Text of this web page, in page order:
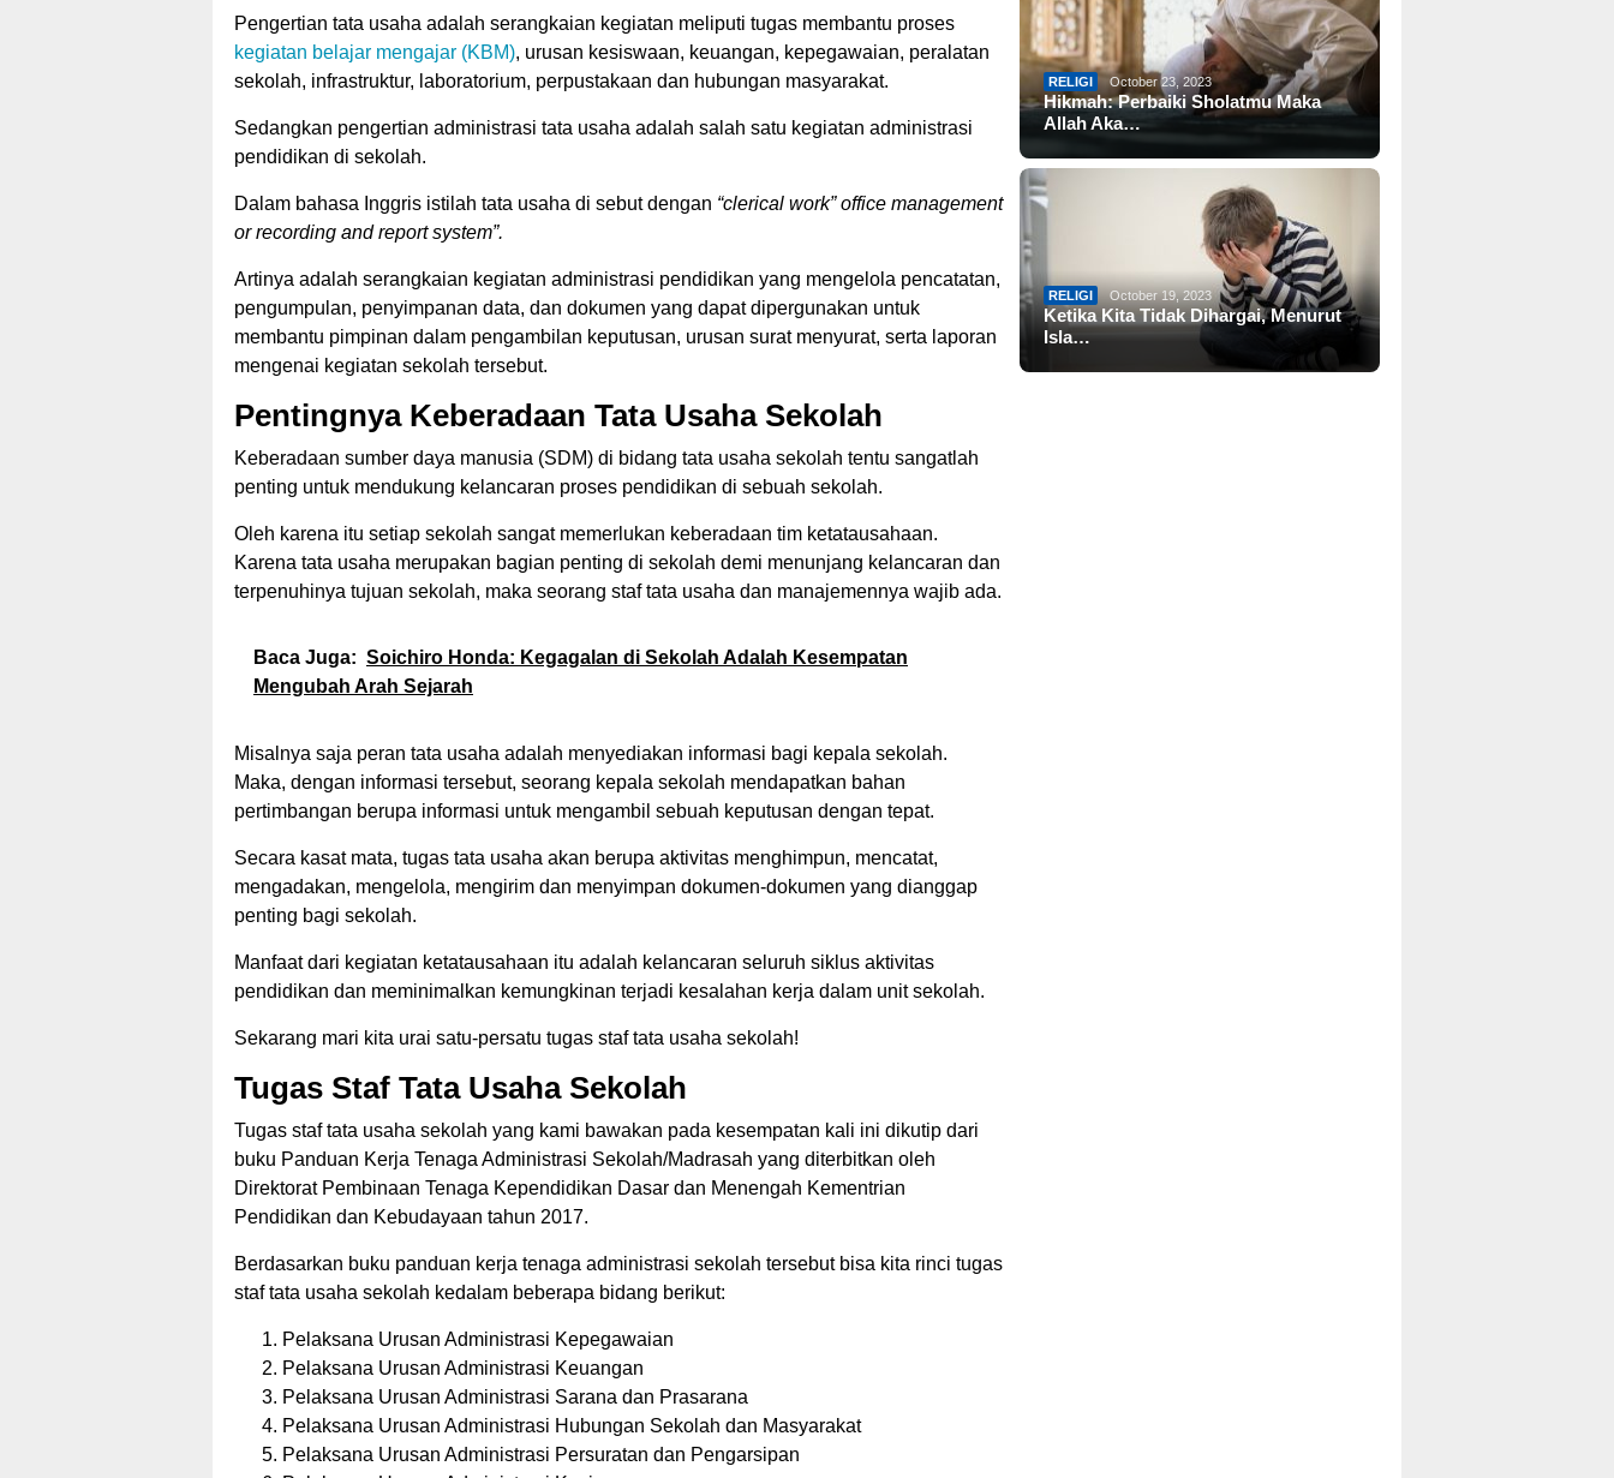
Pengertian tata usaha adalah serangkaian kegiatan meliputi tugas membantu proses
kegiatan belajar mengajar (KBM), urusan kesiswaan, keuangan, kepegawaian, peralatan
sekolah, infrastruktur, laboratorium, perpustakaan dan hubungan masyarakat.
Sedangkan pengertian administrasi tata usaha adalah salah satu kegiatan administrasi
pendidikan di sekolah.
Dalam bahasa Inggris istilah tata usaha di sebut dengan “clerical work” office management
or recording and report system”.
Artinya adalah serangkaian kegiatan administrasi pendidikan yang mengelola pencatatan,
pengumpulan, penyimpanan data, dan dokumen yang dapat dipergunakan untuk
membantu pimpinan dalam pengambilan keputusan, urusan surat menyurat, serta laporan
mengenai kegiatan sekolah tersebut.
Pentingnya Keberadaan Tata Usaha Sekolah
Keberadaan sumber daya manusia (SDM) di bidang tata usaha sekolah tentu sangatlah
penting untuk mendukung kelancaran proses pendidikan di sebuah sekolah.
Oleh karena itu setiap sekolah sangat memerlukan keberadaan tim ketatausahaan.
Karena tata usaha merupakan bagian penting di sekolah demi menunjang kelancaran dan
terpenuhinya tujuan sekolah, maka seorang staf tata usaha dan manajemennya wajib ada.
Baca Juga: Soichiro Honda: Kegagalan di Sekolah Adalah Kesempatan
Mengubah Arah Sejarah
Misalnya saja peran tata usaha adalah menyediakan informasi bagi kepala sekolah.
Maka, dengan informasi tersebut, seorang kepala sekolah mendapatkan bahan
pertimbangan berupa informasi untuk mengambil sebuah keputusan dengan tepat.
Secara kasat mata, tugas tata usaha akan berupa aktivitas menghimpun, mencatat,
mengadakan, mengelola, mengirim dan menyimpan dokumen-dokumen yang dianggap
penting bagi sekolah.
Manfaat dari kegiatan ketatausahaan itu adalah kelancaran seluruh siklus aktivitas
pendidikan dan meminimalkan kemungkinan terjadi kesalahan kerja dalam unit sekolah.
Sekarang mari kita urai satu-persatu tugas staf tata usaha sekolah!
Tugas Staf Tata Usaha Sekolah
Tugas staf tata usaha sekolah yang kami bawakan pada kesempatan kali ini dikutip dari
buku Panduan Kerja Tenaga Administrasi Sekolah/Madrasah yang diterbitkan oleh
Direktorat Pembinaan Tenaga Kependidikan Dasar dan Menengah Kementrian
Pendidikan dan Kebudayaan tahun 2017.
Berdasarkan buku panduan kerja tenaga administrasi sekolah tersebut bisa kita rinci tugas
staf tata usaha sekolah kedalam beberapa bidang berikut:
Pelaksana Urusan Administrasi Kepegawaian
Pelaksana Urusan Administrasi Keuangan
Pelaksana Urusan Administrasi Sarana dan Prasarana
Pelaksana Urusan Administrasi Hubungan Sekolah dan Masyarakat
Pelaksana Urusan Administrasi Persuratan dan Pengarsipan
RELIGI October 23, 2023
Hikmah: Perbaiki Sholatmu Maka
Allah Aka…
RELIGI October 19, 2023
Ketika Kita Tidak Dihargai, Menurut
Isla…